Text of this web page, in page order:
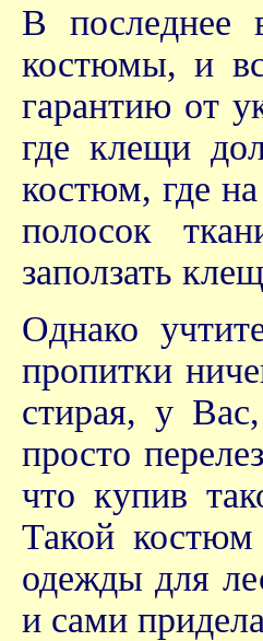
В последнее
костюмы, и
гарантию от
где клещи
костюм, где
полосок
заползать
Однако
пропитки
стирая, у
просто
что купив
Такой
одежды для
и сами